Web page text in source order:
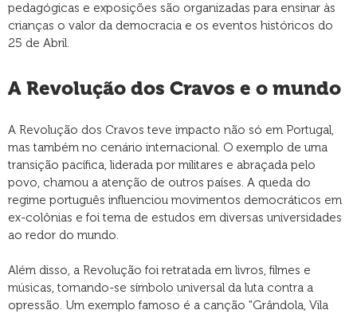
pedagógicas e exposições são organizadas para ensinar às
crianças o valor da democracia e os eventos históricos do
25 de Abril.
A Revolução dos Cravos e o mundo
A Revolução dos Cravos teve impacto não só em Portugal,
mas também no cenário internacional. O exemplo de uma
transição pacífica, liderada por militares e abraçada pelo
povo, chamou a atenção de outros países. A queda do
regime português influenciou movimentos democráticos em
ex-colônias e foi tema de estudos em diversas universidades
ao redor do mundo.
Além disso, a Revolução foi retratada em livros, filmes e
músicas, tornando-se símbolo universal da luta contra a
opressão. Um exemplo famoso é a canção "Grândola, Vila